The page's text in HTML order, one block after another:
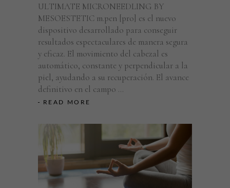
ULTIMATE MICRONEEDLING BY
MESOESTETIC m.pen [pro] es el nuevo
dispositivo desarrollado para conseguir
resultados espectaculares de manera segura
y eficaz. El movimiento del cabezal es
automático, constante y perpendicular a la
piel, ayudando a su recuperación. El avance
definitivo en el campo
READ MORE